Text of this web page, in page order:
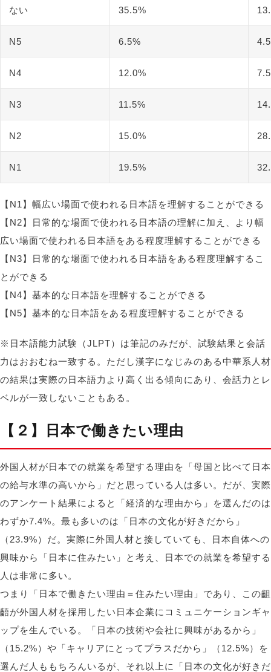
ない 35.5%
N5 6.5%
N4 12.0%
N3 11.5%
N2 15.0%
N1 19.5%
【N1】幅広い場面で使われる日本語を理解することができる
【N2】日常的な場面で使われる日本語の理解に加え、より幅
広い場面で使われる日本語をある程度理解することができる
【N3】日常的な場面で使われる日本語をある程度理解するこ
とができる
【N4】基本的な日本語を理解することができる
【N5】基本的な日本語をある程度理解することができる
※日本語能力試験（JLPT）は筆記のみだが、試験結果と会話
力はおおむね一致する。ただし漢字になじみのある中華系人材
の結果は実際の日本語力より高く出る傾向にあり、会話力とレ
ベルが一致しないこともある。
【２】日本で働きたい理由
外国人材が日本での就業を希望する理由を「母国と比べて日本
の給与水準の高いから」だと思っている人は多い。だが、実際
のアンケート結果によると「経済的な理由から」を選んだのは
わずか7.4%。最も多いのは「日本の文化が好きだから」
（23.9%）だ。実際に外国人材と接していても、日本自体への
興味から「日本に住みたい」と考え、日本での就業を希望する
人は非常に多い。
つまり「日本で働きたい理由＝住みたい理由」であり、この齟
齬が外国人材を採用したい日本企業にコミュニケーションギャ
ップを生んでいる。「日本の技術や会社に興味があるから」
（15.2%）や「キャリアにとってプラスだから」（12.5%）を
選んだ人ももちろんいるが、それ以上に「日本の文化が好きだ